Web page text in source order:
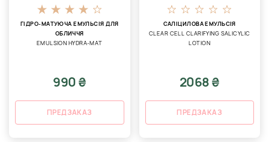
ГІДРО-МАТУЮЧА ЕМУЛЬСІЯ ДЛЯ
ОБЛИЧЧЯ
EMULSION HYDRA-MAT
990 ₴
ПРЕДЗАКАЗ
САЛІЦИЛОВА ЕМУЛЬСІЯ
CLEAR CELL CLARIFYING SALICYLIC
LOTION
2068 ₴
ПРЕДЗАКАЗ